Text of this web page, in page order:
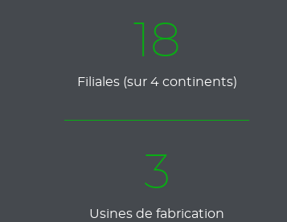
18
Filiales (sur 4 continents)
3
Usines de fabrication